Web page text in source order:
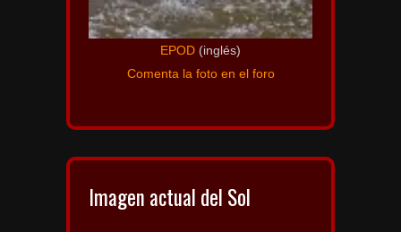
EPOD (inglés)
Comenta la foto en el foro
Imagen actual del Sol